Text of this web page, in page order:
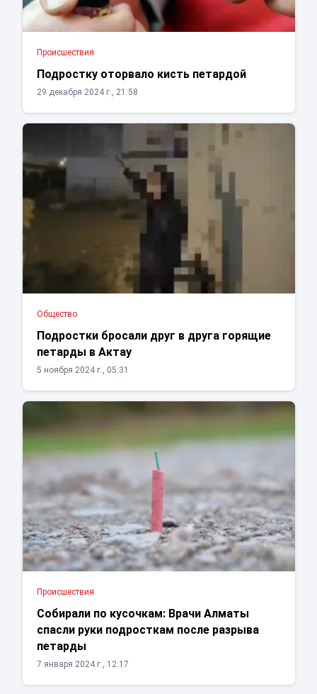
Проиcшествия
Подростку оторвало кисть петардой
29 декабря 2024 г., 21:58
Общество
Подростки бросали друг в друга горящие
петарды в Актау
5 ноября 2024 г., 05:31
Проиcшествия
Собирали по кусочкам: Врачи Алматы
спасли руки подросткам после разрыва
петарды
7 января 2024 г., 12:17